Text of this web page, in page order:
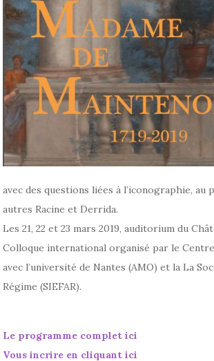
avec des questions liées à l’iconographie,
autres Racine et Derrida.
Les 21, 22 et 23 mars 2019, auditorium du
Colloque international organisé par le
avec l’université de Nantes (AMO) et la La
Régime (SIEFAR).
Le programme complet ici
Vous incrire en cliquant ici